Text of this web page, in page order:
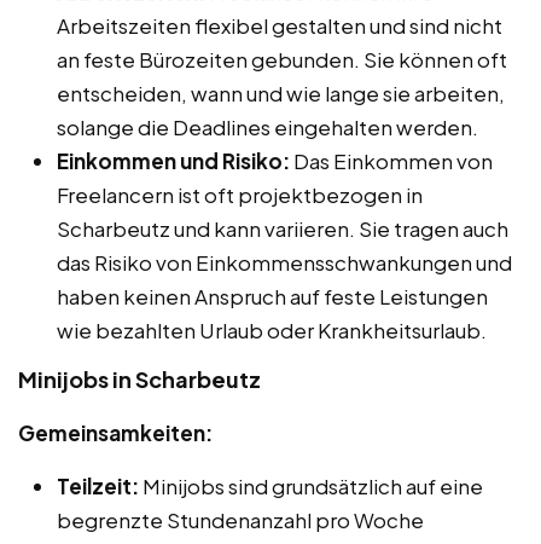
Arbeitszeiten flexibel gestalten und sind nicht
an feste Bürozeiten gebunden. Sie können oft
entscheiden, wann und wie lange sie arbeiten,
solange die Deadlines eingehalten werden.
Einkommen und Risiko: Das Einkommen von
Freelancern ist oft projektbezogen in
Scharbeutz und kann variieren. Sie tragen auch
das Risiko von Einkommensschwankungen und
haben keinen Anspruch auf feste Leistungen
wie bezahlten Urlaub oder Krankheitsurlaub.
Minijobs in Scharbeutz
Gemeinsamkeiten:
Teilzeit: Minijobs sind grundsätzlich auf eine
begrenzte Stundenanzahl pro Woche